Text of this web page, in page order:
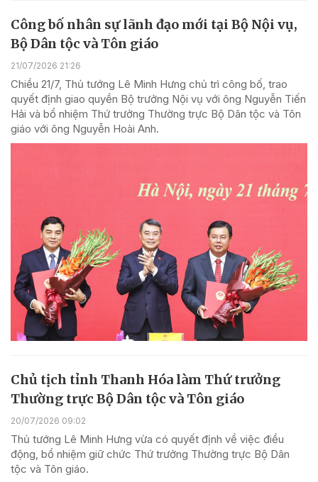
Công bố nhân sự lãnh đạo mới tại Bộ Nội vụ,
Bộ Dân tộc và Tôn giáo
21/07/2026 21:26
Chiều 21/7, Thủ tướng Lê Minh Hưng chủ trì công bố, trao
quyết định giao quyền Bộ trưởng Nội vụ với ông Nguyễn Tiến
Hải và bổ nhiệm Thứ trưởng Thường trực Bộ Dân tộc và Tôn
giáo với ông Nguyễn Hoài Anh.
Chủ tịch tỉnh Thanh Hóa làm Thứ trưởng
Thường trực Bộ Dân tộc và Tôn giáo
20/07/2026 09:02
Thủ tướng Lê Minh Hưng vừa có quyết định về việc điều
động, bổ nhiệm giữ chức Thứ trưởng Thường trực Bộ Dân
tộc và Tôn giáo.